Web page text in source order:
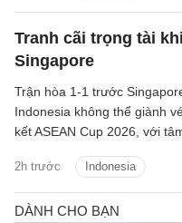
Tranh cãi trọng tài
Singapore
2h trước Indonesia
Trận hòa 1-1 trước
Indonesia không thể giành
kết ASEAN Cup 2026, với
Salim.